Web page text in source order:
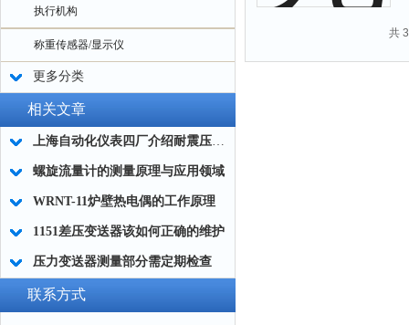
执行机构
称重传感器/显示仪
更多分类
相关文章
上海自动化仪表四厂介绍耐震压力表的原理
螺旋流量计的测量原理与应用领域
WRNT-11炉壁热电偶的工作原理
1151差压变送器该如何正确的维护
压力变送器测量部分需定期检查
联系方式
共